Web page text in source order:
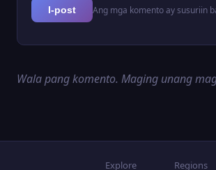
I-post Ang mga komento ay susuriin
Wala pang komento. Maging unang
Explore Regions